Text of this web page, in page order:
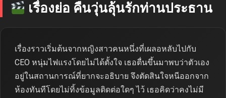
เรื่องย่อ คืนวุ่นลุ้นรักท่านประธาน
เรื่องราวเริ่มต้นจากหญิงสาวคนหนึ่งที่เผลอหลับไปกับ
CEO หนุ่มไฟแรงโดยไม่ได้ตั้งใจ เธอตื่นขึ้นมาพบว่าตัวเอง
อยู่ในสถานการณ์ที่ยากจะอธิบาย จึงตัดสินใจหนีออกจาก
ห้องทันทีโดยไม่ทิ้งข้อมูลติดต่อใดๆ ไว้ เธอคิดว่าคงไม่มี